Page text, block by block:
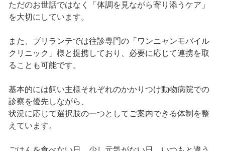
ただのお世話ではなく「体調を見ながら寄り添うケア」
を大切にしています。
また、ブリランテでは往診専門の「ワンニャンモバイル
クリニック」様と提携しており、必要に応じて連携を取
ることも可能です。
基本的には飼い主様それぞれのかかりつけ動物病院での
診察を優先しながら、
状況に応じて選択肢の一つとしてご案内できる体制を整
えています。